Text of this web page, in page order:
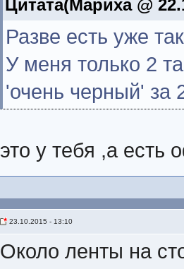
Цитата(Мариха @
Разве есть уже
У меня только 2
'очень черный' за
это у тебя ,а есть
23.10.2015 - 13:10
Около ленты на